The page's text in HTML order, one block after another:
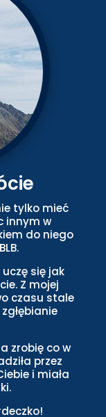
tylko mieć
innym w
do niego
się jak
Z mojej
czasu stale
zrobię co w
przez
i miała